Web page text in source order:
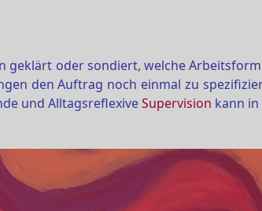
oder sondiert, welche
den Auftrag noch einmal zu
und AlltagsreflexiveSupervision kann